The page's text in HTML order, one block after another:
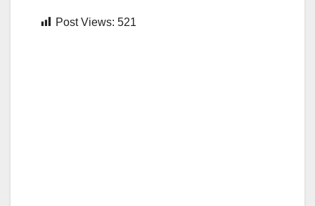
Post Views: 521